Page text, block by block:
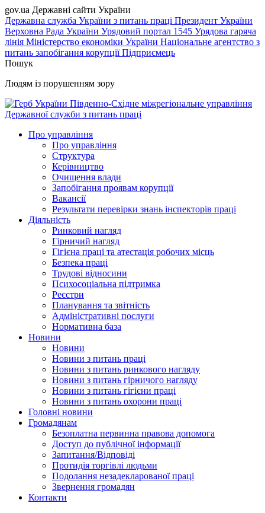
gov.ua Державні сайти України
Державна служба України з питань праці Президент України
Верховна Рада України Урядовий портал 1545 Урядова гаряча
лінія Міністерство економіки України Національне агентство з
питань запобігання корупціїПідприємець
Пошук
Людям із порушенням зору
Південно-Східне міжрегіональне управління
Державної служби з питань праці
Про управління
Про управління
Структура
Керівництво
Очищення влади
Запобігання проявам корупції
Вакансії
Результати перевірки знань інспекторів праці
Діяльність
Ринковий нагляд
Гірничий нагляд
Гігієна праці та атестація робочих місць
Безпека праці
Трудові відносини
Психосоціальна підтримка
Реєстри
Планування та звітність
Адміністративні послуги
Нормативна база
Новини
Новини
Новини з питань праці
Новини з питань ринкового нагляду
Новини з питань гірничого нагляду
Новини з питань гігієни праці
Новини з питань охорони праці
Головні новини
Громадянам
Безоплатна первинна правова допомога
Доступ до публічної інформації
Запитання/Відповіді
Протидія торгівлі людьми
Подолання незадекларованої праці
Звернення громадян
Контакти